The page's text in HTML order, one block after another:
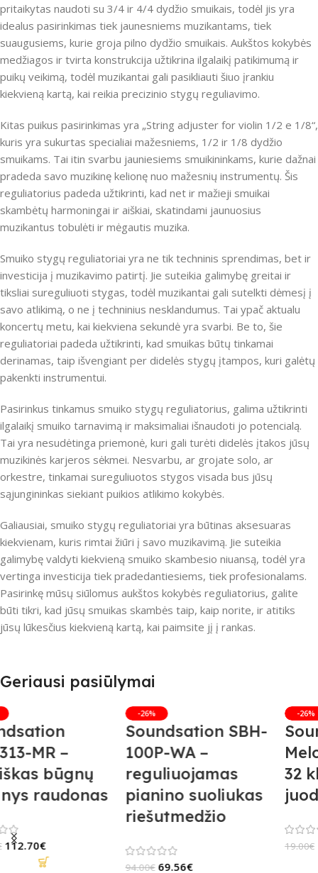
pritaikytas naudoti su 3/4 ir 4/4 dydžio smuikais, todėl jis yra
idealus pasirinkimas tiek jaunesniems muzikantams, tiek
suaugusiems, kurie groja pilno dydžio smuikais. Aukštos kokybės
medžiagos ir tvirta konstrukcija užtikrina ilgalaikį patikimumą ir
puikų veikimą, todėl muzikantai gali pasikliauti šiuo įrankiu
kiekvieną kartą, kai reikia precizinio stygų reguliavimo.
Kitas puikus pasirinkimas yra „String adjuster for violin 1/2 e 1/8“,
kuris yra sukurtas specialiai mažesniems, 1/2 ir 1/8 dydžio
smuikams. Tai itin svarbu jauniesiems smuikininkams, kurie dažnai
pradeda savo muzikinę kelionę nuo mažesnių instrumentų. Šis
reguliatorius padeda užtikrinti, kad net ir mažieji smuikai
skambėtų harmoningai ir aiškiai, skatindami jaunuosius
muzikantus tobulėti ir mėgautis muzika.
Smuiko stygų reguliatoriai yra ne tik techninis sprendimas, bet ir
investicija į muzikavimo patirtį. Jie suteikia galimybę greitai ir
tiksliai sureguliuoti stygas, todėl muzikantai gali sutelkti dėmesį į
savo atlikimą, o ne į techninius nesklandumus. Tai ypač aktualu
koncertų metu, kai kiekviena sekundė yra svarbi. Be to, šie
reguliatoriai padeda užtikrinti, kad smuikas būtų tinkamai
derinamas, taip išvengiant per didelės stygų įtampos, kuri galėtų
pakenkti instrumentui.
Pasirinkus tinkamus smuiko stygų reguliatorius, galima užtikrinti
ilgalaikį smuiko tarnavimą ir maksimaliai išnaudoti jo potencialą.
Tai yra nesudėtinga priemonė, kuri gali turėti didelės įtakos jūsų
muzikinės karjeros sėkmei. Nesvarbu, ar grojate solo, ar
orkestre, tinkamai sureguliuotos stygos visada bus jūsų
sąjungininkas siekiant puikios atlikimo kokybės.
Galiausiai, smuiko stygų reguliatoriai yra būtinas aksesuaras
kiekvienam, kuris rimtai žiūri į savo muzikavimą. Jie suteikia
galimybę valdyti kiekvieną smuiko skambesio niuansą, todėl yra
vertinga investicija tiek pradedantiesiems, tiek profesionalams.
Pasirinkę mūsų siūlomus aukštos kokybės reguliatorius, galite
būti tikri, kad jūsų smuikas skambės taip, kaip norite, ir atitiks
jūsų lūkesčius kiekvieną kartą, kai paimsite jį į rankas.
Geriausi pasiūlymai
Soundsation
Melody Key 32-BK –
32 klavišų melodika
juoda
19.00€ 14.06
Akustinės gitaros
krepšys džiunglių
žalia
60.20€ 42.14€
Į krepšelį